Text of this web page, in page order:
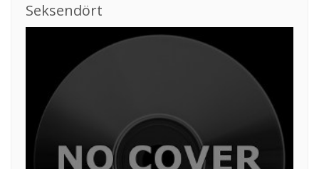
Seksendört